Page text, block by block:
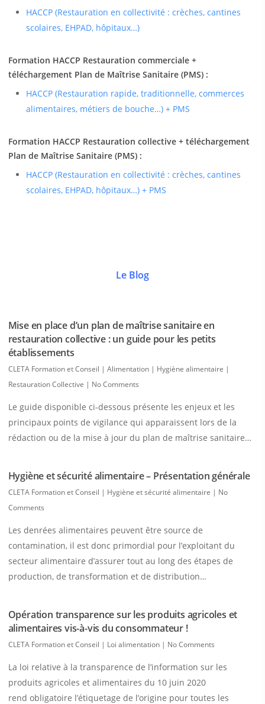
HACCP (Restauration en collectivité : crèches, cantines
scolaires, EHPAD, hôpitaux…)
Formation HACCP Restauration commerciale +
téléchargement Plan de Maîtrise Sanitaire (PMS) :
HACCP (Restauration rapide, traditionnelle, commerces
alimentaires, métiers de bouche…) + PMS
Formation HACCP Restauration collective + téléchargement
Plan de Maîtrise Sanitaire (PMS) :
HACCP (Restauration en collectivité : crèches, cantines
scolaires, EHPAD, hôpitaux…) + PMS
Le Blog
Mise en place d’un plan de maîtrise sanitaire en
restauration collective : un guide pour les petits
établissements
CLETA Formation et Conseil | Alimentation | Hygiène alimentaire |
Restauration Collective | No Comments
Le guide disponible ci-dessous présente les enjeux et les
principaux points de vigilance qui apparaissent lors de la
rédaction ou de la mise à jour du plan de maîtrise sanitaire…
Hygiène et sécurité alimentaire – Présentation générale
CLETA Formation et Conseil | Hygiène et sécurité alimentaire | No
Comments
Les denrées alimentaires peuvent être source de
contamination, il est donc primordial pour l’exploitant du
secteur alimentaire d’assurer tout au long des étapes de
production, de transformation et de distribution…
Opération transparence sur les produits agricoles et
alimentaires vis-à-vis du consommateur !
CLETA Formation et Conseil | Loi alimentation | No Comments
La loi relative à la transparence de l’information sur les
produits agricoles et alimentaires du 10 juin 2020
rend obligatoire l’étiquetage de l’origine pour toutes les